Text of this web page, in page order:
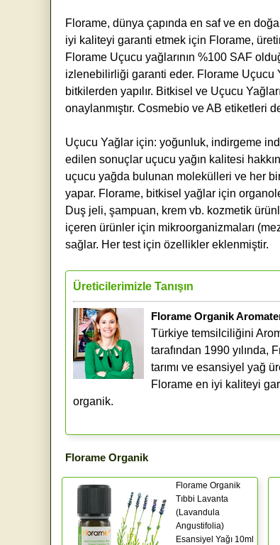
Florame, dünya çapında en saf ve en
iyi kaliteyi garanti etmek için Florame,
Florame Uçucu yağlarının %100 SAF
izlenebilirliği garanti eder. Florame Uçucu
bitkilerden yapılır. Bitkisel ve Uçucu
onaylanmıştır. Cosmebio ve AB etiketleri
Uçucu Yağlar için: yoğunluk, indirgeme
edilen sonuçlar uçucu yağın kalitesi
uçucu yağda bulunan molekülleri ve her
yapar. Florame, bitkisel yağlar için
Duş jeli, şampuan, krem ​​vb. kozmetik
içeren ürünler için mikroorganizmaları
sağlar. Her test için özellikler eklenmiştir.
Üreticilerimizle Tanışın
Florame Organik
Türkiye temsilciliğini
tarafından 1990 yılında,
tarımı ve esansiyel yağ
Florame en iyi kaliteyi
organik.
Florame Organik
Florame Organik
Tıbbi Lavanta
(Lavandula
Angustifolia)
Esansiyel Yağı 10ml